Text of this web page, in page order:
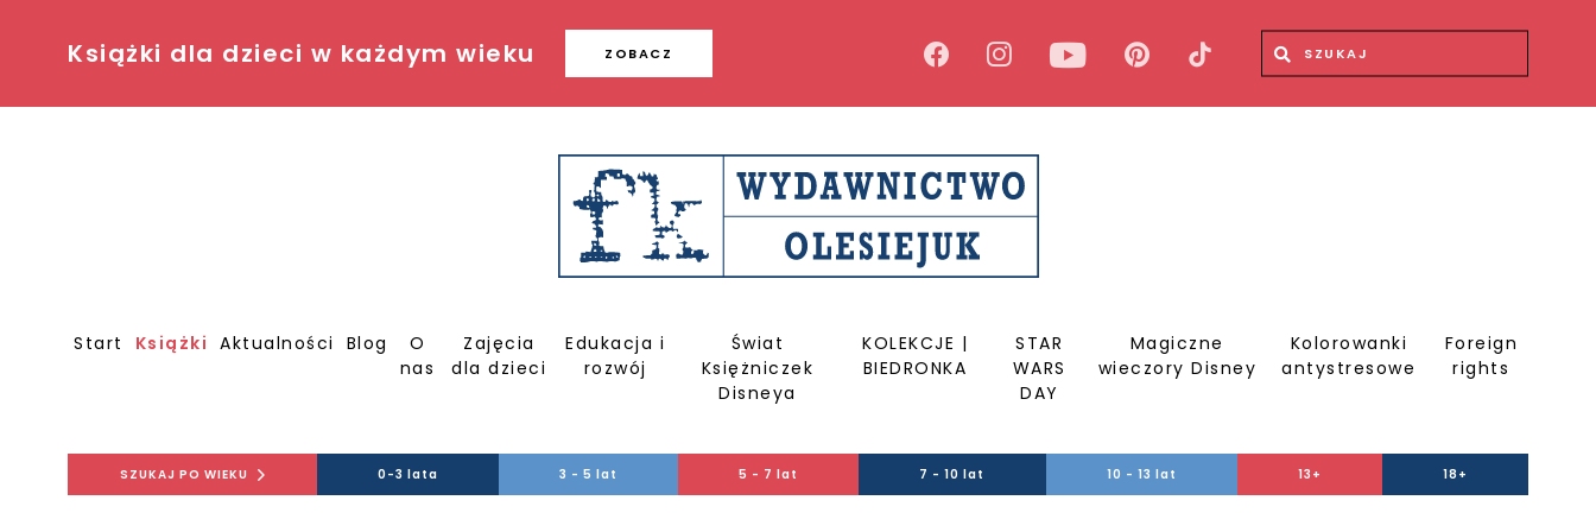
Książki dla dzieci w każdym wieku ZOBACZ Wyszukiwana fraza
Start Książki Aktualności Blog
O
nas
Zajęcia
dla dzieci
Edukacja i
rozwój
Świat
Księżniczek
Disneya
KOLEKCJE |
BIEDRONKA
STAR
WARS
DAY
Magiczne
wieczory Disney
Kolorowanki
antystresowe
Foreign
rights
SZUKAJ PO WIEKU 0-3 lata 3 - 5 lat 5 - 7 lat 7 - 10 lat 10 - 13 lat 13+ 18+